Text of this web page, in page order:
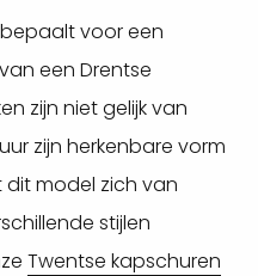
voor een
een Drentse
zijn niet gelijk van
zijn herkenbare vorm
dit model zich van
stijlen
Twentse kapschuren